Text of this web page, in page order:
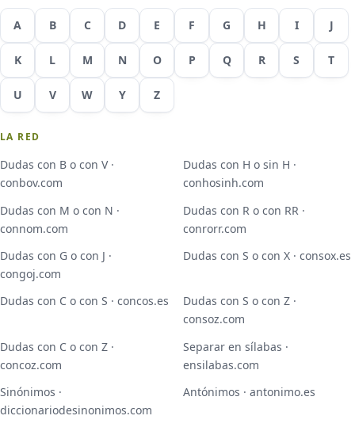
A B C D E F G H I J
K L M N O P Q R S T
U V W Y Z
LA RED
Dudas con B o con V ·
conbov.com
Dudas con H o sin H ·
conhosinh.com
Dudas con M o con N ·
connom.com
Dudas con R o con RR ·
conrorr.com
Dudas con G o con J ·
congoj.com
Dudas con S o con X · consox.es
Dudas con C o con S · concos.es
Dudas con S o con Z ·
consoz.com
Dudas con C o con Z ·
concoz.com
Separar en sílabas ·
ensilabas.com
Sinónimos ·
diccionariodesinonimos.com
Antónimos · antonimo.es